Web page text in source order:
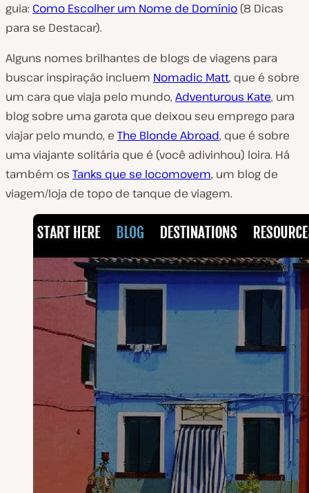
guia: Como Escolher um Nome de Domínio (8 Dicas
para se Destacar).
Alguns nomes brilhantes de blogs de viagens para
buscar inspiração incluem Nomadic Matt, que é sobre
um cara que viaja pelo mundo, Adventurous Kate, um
blog sobre uma garota que deixou seu emprego para
viajar pelo mundo, e The Blonde Abroad, que é sobre
uma viajante solitária que é (você adivinhou) loira. Há
também os Tanks que se locomovem, um blog de
viagem/loja de topo de tanque de viagem.